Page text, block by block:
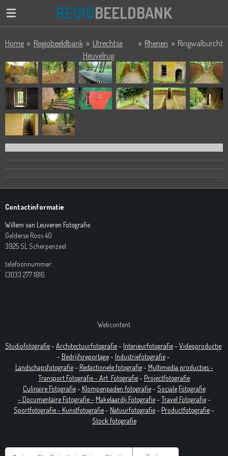
Ga
de
REGIOBEELDBANK
Home » Regiobeeldbank » Utrechtse
Heuvelrug
» Rhenen » Ringwalburcht
Contactinformatie
Willem van Leuveren Fotografie
Gelderse Roos 40
3925 SL Scherpenzeel
telefoonnummer:
(31)33 277 1816
Webcontent
Studiofotografie- Architectuurfotografie- Interieurfotografie- Videoproductie
- Bedrijfsreportage- Industriefotografie-
Landschapsfotografie- Redactionele fotografie- Multimedia producties -
Transport Fotografie - Art Fotografie- Projectfotografie
Culinaire Fotografie- Klompenpaden fotografie- Sociale Fotografie
- Documentaire Fotografie- Makelaardij Fotografie- Travel Fotografie-
Sportfotografie - Kunstfotografie- Natuurfotografie- Productfotografie-
Stock fotografie